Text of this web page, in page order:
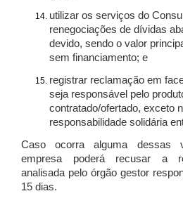
utilizar os serviços do
renegociações de dívidas
devido, sendo o valor
sem financiamento; e
registrar reclamação em
seja responsável pelo
contratado/ofertado, exceto
responsabilidade solidária
Caso ocorra alguma dessas
empresa poderá recusar a
analisada pelo órgão gestor
15 dias.